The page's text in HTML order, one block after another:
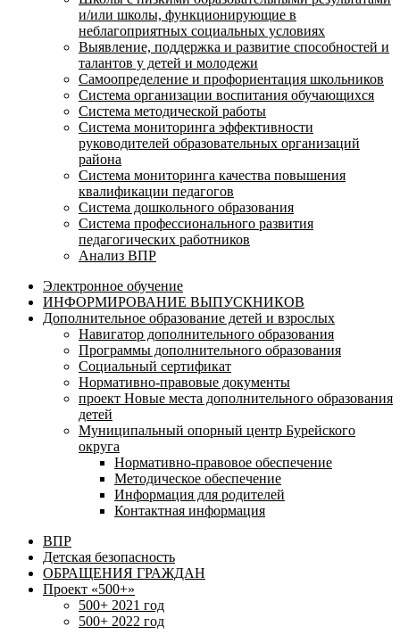
и/или школы, функционирующие в
неблагоприятных социальных условиях
Выявление, поддержка и развитие способностей и
талантов у детей и молодежи
Самоопределение и профориентация школьников
Система организации воспитания обучающихся
Система методической работы
Система мониторинга эффективности
руководителей образовательных организаций
района
Система мониторинга качества повышения
квалификации педагогов
Система дошкольного образования
Система профессионального развития
педагогических работников
Анализ ВПР
Электронное обучение
ИНФОРМИРОВАНИЕ ВЫПУСКНИКОВ
Дополнительное образование детей и взрослых
Навигатор дополнительного образования
Программы дополнительного образования
Социальный сертификат
Нормативно-правовые документы
проект Новые места дополнительного образования
детей
Муниципальный опорный центр Бурейского
округа
Нормативно-правовое обеспечение
Методическое обеспечение
Информация для родителей
Контактная информация
ВПР
Детская безопасность
ОБРАЩЕНИЯ ГРАЖДАН
Проект «500+»
500+ 2021 год
500+ 2022 год